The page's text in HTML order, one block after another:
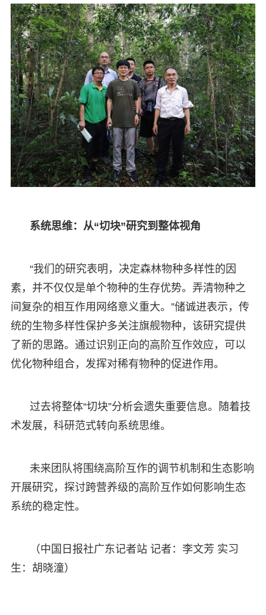
系统思维：从“切块”研究到整体视角
“我们的研究表明，决定森林物种多样性的因
素，并不仅仅是单个物种的生存优势。弄清物种之
间复杂的相互作用网络意义重大。”储诚进表示，传
统的生物多样性保护多关注旗舰物种，该研究提供
了新的思路。通过识别正向的高阶互作效应，可以
优化物种组合，发挥对稀有物种的促进作用。
过去将整体“切块”分析会遗失重要信息。随着技
术发展，科研范式转向系统思维。
未来团队将围绕高阶互作的调节机制和生态影响
开展研究，探讨跨营养级的高阶互作如何影响生态
系统的稳定性。
（中国日报社广东记者站 记者：李文芳 实习
生：胡晓潼）